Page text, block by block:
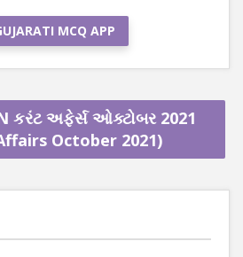
MCQ APP
કરંટ અફેર્સ ઓક્ટોબર 2021
October 2021)